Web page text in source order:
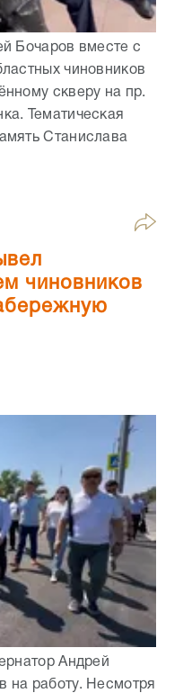
Бочаров вместе с
чиновников
скверу на пр.
Тематическая
Станислава
чиновников
Андрей
на работу. Несмотря